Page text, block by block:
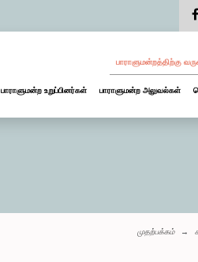
பாராளுமன்றத்திற்கு
பாராளுமன்ற உறுப்பினர்கள் பாராளுமன்ற அலுவல்கள்
முதற்பக்கம்